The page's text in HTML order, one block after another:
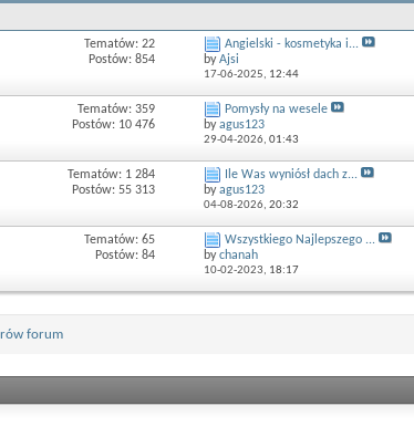
Tematów: 22
Postów: 854
Angielski - kosmetyka i...
byAjsi
17-06-2025, 12:44
Tematów: 359
Postów: 10 476
Pomysły na wesele
byagus123
29-04-2026, 01:43
Tematów: 1 284
Postów: 55 313
Ile Was wyniósł dach z...
byagus123
04-08-2026, 20:32
Tematów: 65
Postów: 84
Wszystkiego Najlepszego ...
bychanah
10-02-2023, 18:17
forum